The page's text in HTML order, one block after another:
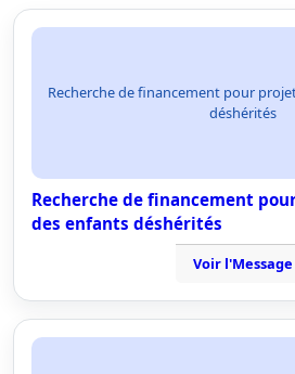
Recherche de financement pour
déshérités
Recherche de financement
des enfants déshérités
Voir l'Message